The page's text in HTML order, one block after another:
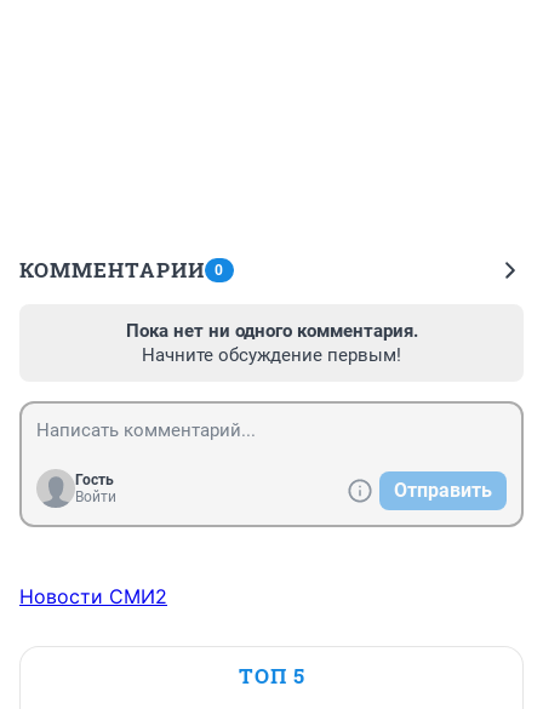
КОММЕНТАРИИ 0
Пока нет ни одного комментария.
Начните обсуждение первым!
Гость
Войти
Отправить
Новости СМИ2
ТОП 5